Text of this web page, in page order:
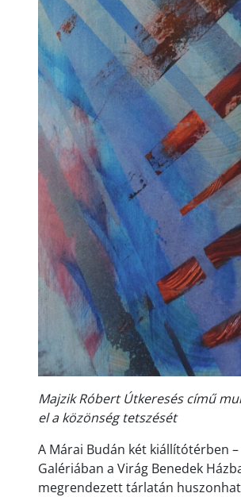
Majzik Róbert Útkeresés című
el a közönség tetszését
A Márai Budán két kiállítótérben –
Galériában a Virág Benedek
megrendezett tárlatán